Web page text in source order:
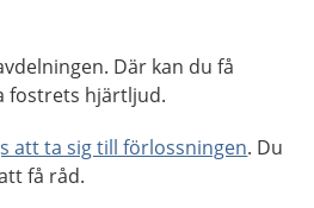
Där kan du få
fostrets hjärtljud.
att ta sig till förlossningen. Du
få råd.